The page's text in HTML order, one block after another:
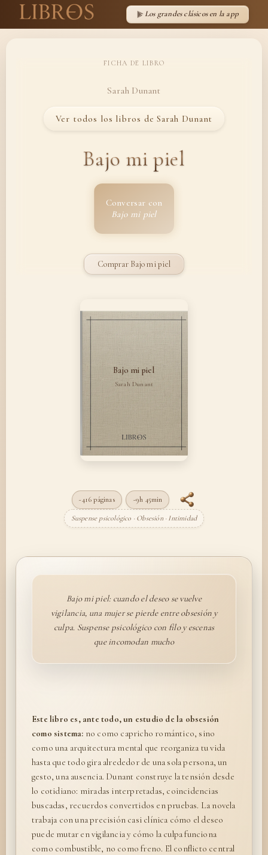
Los grandes clásicos en la app
FICHA DE LIBRO
Sarah Dunant
Ver todos los libros de Sarah Dunant
Bajo mi piel
Conversar con
Bajo mi piel
Comprar Bajo mi piel
Bajo mi piel
Sarah Dunant
~416 páginas ~9h 45min
Suspense psicológico · Obsesión · Intimidad
Bajo mi piel: cuando el deseo se vuelve
vigilancia, una mujer se pierde entre obsesión y
culpa. Suspense psicológico con filo y escenas
que incomodan mucho
Este libro es, ante todo, un estudio de la obsesión
como sistema: no como capricho romántico, sino
como una arquitectura mental que reorganiza tu vida
hasta que todo gira alrededor de una sola persona, un
gesto, una ausencia. Dunant construye la tensión desde
lo cotidiano: miradas interpretadas, coincidencias
buscadas, recuerdos convertidos en pruebas. La novela
trabaja con una precisión casi clínica cómo el deseo
puede mutar en vigilancia y cómo la culpa funciona
como combustible, no como freno. El conflicto central